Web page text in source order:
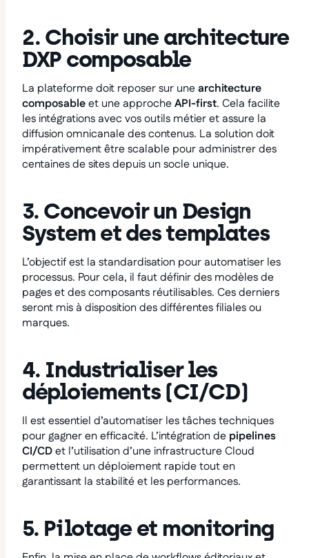
2. Choisir une architecture
DXP composable
La plateforme doit reposer sur unearchitecture
composableet une approcheAPI-first. Cela facilite
les intégrations avec vos outils métier et assure la
diffusion omnicanale des contenus. La solution doit
impérativement être scalable pour administrer des
centaines de sites depuis un socle unique.
3. Concevoir un Design
System et des templates
L’objectif est la standardisation pour automatiser les
processus. Pour cela, il faut définir des modèles de
pages et des composants réutilisables. Ces derniers
seront mis à disposition des différentes filiales ou
marques.
4. Industrialiser les
déploiements (CI/CD)
Il est essentiel d’automatiser les tâches techniques
pour gagner en efficacité. L’intégration de pipelines
CI/CDet l’utilisation d’une infrastructure Cloud
permettent un déploiement rapide tout en
garantissant la stabilité et les performances.
5. Pilotage et monitoring